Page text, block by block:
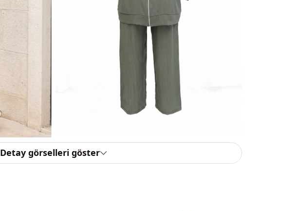
Detay görselleri göster